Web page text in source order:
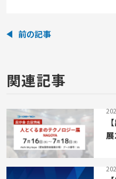
前の記事
関連記事